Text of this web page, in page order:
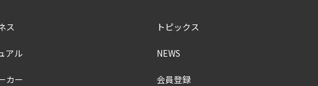
ス
アル
カー
トピックス
NEWS
会員登録